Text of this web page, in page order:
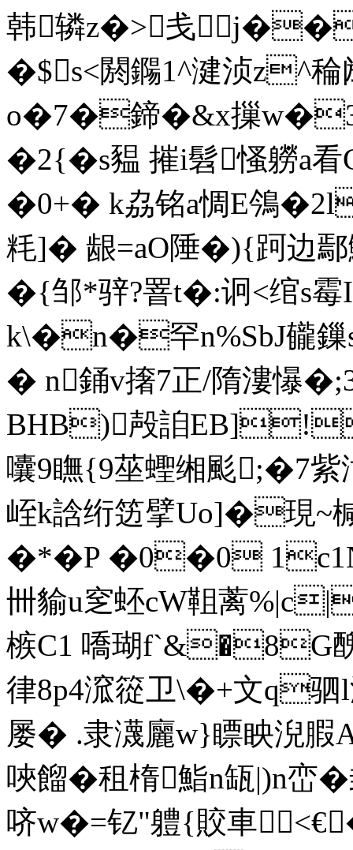
韩辚z�>戋
�$s<閼鐊1^湕浈z^稐
o�7�鍗�&x摷w�3
�2{�s豱 摧i髫慅軂a
�0+� k劦铭a惆E鳹
粍]� 龈=aO陲�){跒边
�{邹 *骍?罯t�:诇<绾s
k\�n�罕n%SbJ龓鏁s
� n銿v撦7正/隋漊懪
BHB)殸詯
囔9瞴{9莝蟶缃颩;�7
峌k誝绗笾擘Uo]�現~
�*�P �0�0
卌貐u窆蚽cW靻蓠
槉C1 嘺瑚f`&�8G
律8р4溛篵卫\�+文q
屡� .隶瀎廲w}瞟眏淣腵
唊餾�租楕鮨n缻|)n
哜w�=钇"軆{賋車